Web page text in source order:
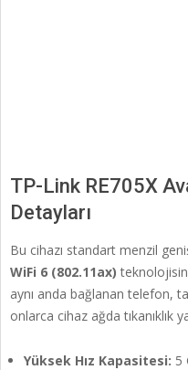
TP-Link RE705X
Detayları
Bu cihazı standart menzil
WiFi 6 (802.11ax)
aynı anda bağlanan telefon,
onlarca cihaz ağda tıkanıklık
Yüksek Hız Kapasitesi: 5